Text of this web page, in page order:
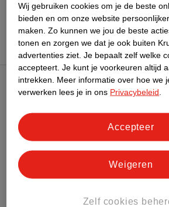
Kruidvat Club
Klantenservice
Over Kruidvat
Wij gebruiken cookies om je de beste
bieden en om onze website
maken. Zo kunnen we jou de beste
tonen en zorgen we dat je ook buiten
advertenties ziet. Je bepaalt zelf welke
accepteert. Je kunt je voorkeuren altijd
intrekken.
Meer informatie over hoe we
verwerken lees je in ons Privacybeleid
Zelf cookies
Weigeren
Accepteer